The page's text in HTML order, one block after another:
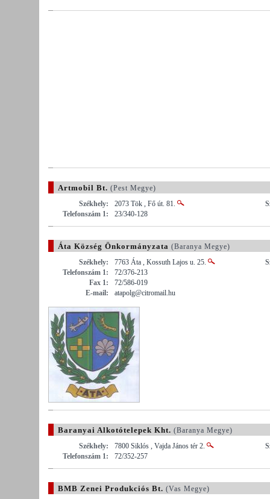
Artmobil Bt. (Pest Megye)
Székhely:
2073 Tök , Fő út. 81.
Telefonszám 1:
23/340-128
Áta Község Önkormányzata (Baranya Megye)
Székhely:
7763 Áta , Kossuth Lajos u. 25.
Telefonszám 1:
72/376-213
Fax 1:
72/586-019
E-mail:
atapolg@citromail.hu
Baranyai Alkotótelepek Kht. (Baranya Megye)
Székhely:
7800 Siklós , Vajda János tér 2.
Telefonszám 1:
72/352-257
BMB Zenei Produkciós Bt. (Vas Megye)